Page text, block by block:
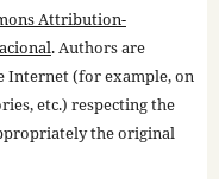
Attribution-
. Authors are
Internet (for example, on
etc.) respecting the
the original